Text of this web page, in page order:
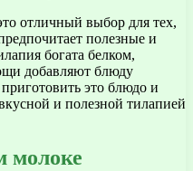
отличный выбор для тех,
полезные и
богата белком,
добавляют блюду
это блюдо и
и полезной тилапией
молоке